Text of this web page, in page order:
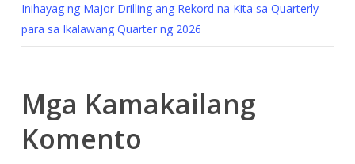
Inihayag ng Major Drilling ang Rekord na Kita sa Quarterly
para sa Ikalawang Quarter ng 2026
Mga Kamakailang
Komento